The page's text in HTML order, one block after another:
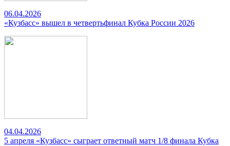
06.04.2026
«Кузбасс» вышел в четвертьфинал Кубка России 2026
04.04.2026
5 апреля «Кузбасс» сыграет ответный матч 1/8 финала Кубка